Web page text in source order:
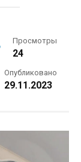
Просмотры
24
Опубликовано
29.11.2023